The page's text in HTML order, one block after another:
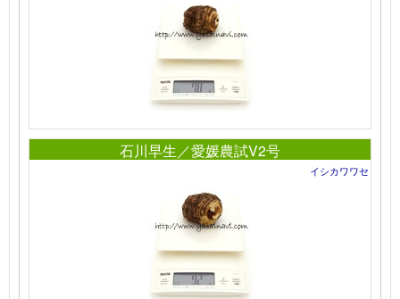
石川早生／愛媛農試V2号
イシカワワセ